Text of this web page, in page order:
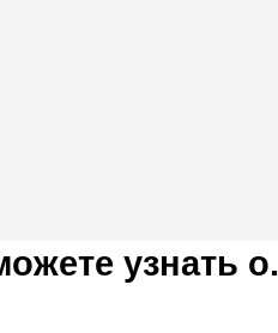
узнать